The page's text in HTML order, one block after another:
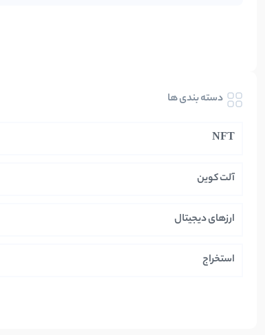
دسته بندی ها
NFT
آلت کوین
ارزهای دیجیتال
استخراج